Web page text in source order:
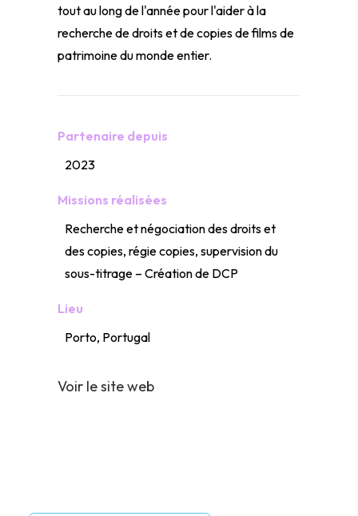
tout au long de l'année pour l'aider à la
recherche de droits et de copies de films de
patrimoine du monde entier.
Partenaire depuis
2023
Missions réalisées
Recherche et négociation des droits et
des copies, régie copies, supervision du
sous-titrage – Création de DCP
Lieu
Porto, Portugal
Voir le site web